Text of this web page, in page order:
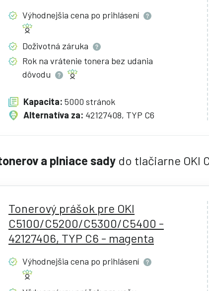
Výhodnejšia cena po prihlásení
Doživotná záruka
Rok na vrátenie tonera bez udania
dôvodu
Kapacita: 5000 stránok
Alternatíva za: 42127408, TYP C6
a plniace sady do tlačiarne OKI
Tonerový prášok pre OKI
C5100/C5200/C5300/C5400 -
42127406, TYP C6 - magenta
Výhodnejšia cena po prihlásení